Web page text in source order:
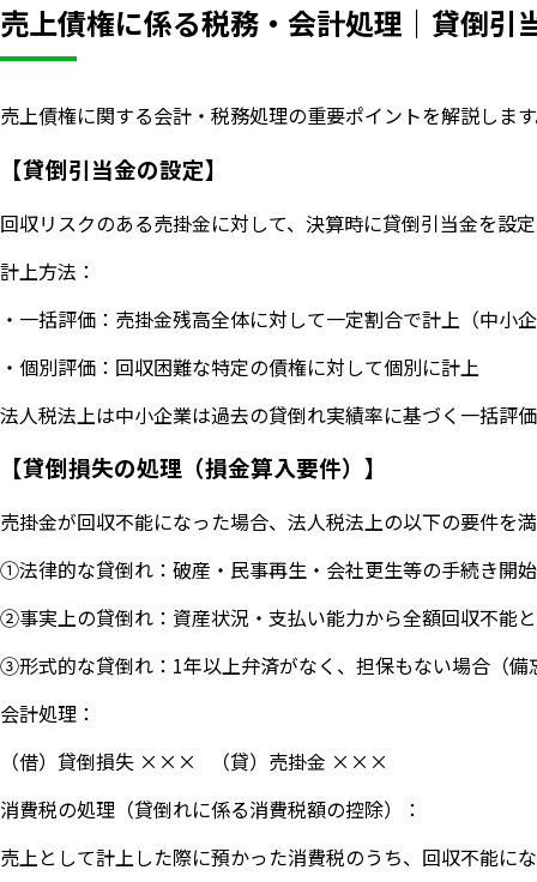
売上債権に係る税務・会計処理｜貸倒引
売上債権に関する会計・税務処理の重要ポイントを解説しま
【貸倒引当金の設定】
回収リスクのある売掛金に対して、決算時に貸倒引当金を設
計上方法：
・一括評価：売掛金残高全体に対して一定割合で計上（中小
・個別評価：回収困難な特定の債権に対して個別に計上
法人税法上は中小企業は過去の貸倒れ実績率に基づく一括評
【貸倒損失の処理（損金算入要件）】
売掛金が回収不能になった場合、法人税法上の以下の要件を
①法律的な貸倒れ：破産・民事再生・会社更生等の手続き開始
②事実上の貸倒れ：資産状況・支払い能力から全額回収不能
③形式的な貸倒れ：1年以上弁済がなく、担保もない場合（備
会計処理：
（借）貸倒損失 ××× （貸）売掛金 ×××
消費税の処理（貸倒れに係る消費税額の控除）：
売上として計上した際に預かった消費税のうち、回収不能に